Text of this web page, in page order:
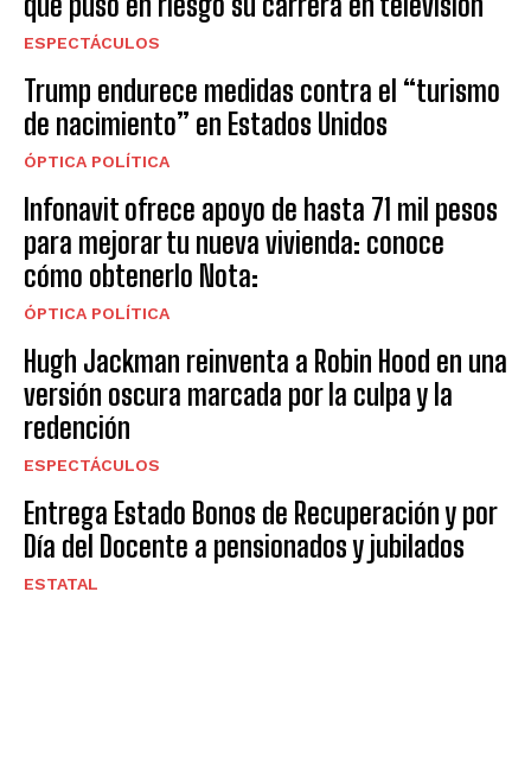
ESPECTÁCULOS
Trump endurece medidas contra el “turismo
de nacimiento” en Estados Unidos
ÓPTICA POLÍTICA
Infonavit ofrece apoyo de hasta 71 mil pesos
para mejorar tu nueva vivienda: conoce
cómo obtenerlo Nota:
ÓPTICA POLÍTICA
Hugh Jackman reinventa a Robin Hood en una
versión oscura marcada por la culpa y la
redención
ESPECTÁCULOS
Entrega Estado Bonos de Recuperación y por
Día del Docente a pensionados y jubilados
ESTATAL